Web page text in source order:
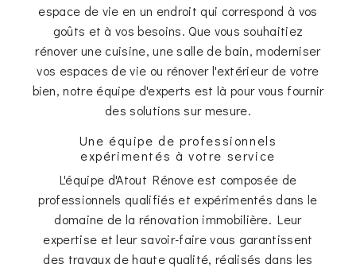
espace de vie en un endroit qui correspond à vos
goûts et à vos besoins. Que vous souhaitiez
rénover une cuisine, une salle de bain, moderniser
vos espaces de vie ou rénover l'extérieur de votre
bien, notre équipe d'experts est là pour vous fournir
des solutions sur mesure.
Une équipe de professionnels
expérimentés à votre service
L'équipe d'Atout Rénove est composée de
professionnels qualifiés et expérimentés dans le
domaine de la rénovation immobilière. Leur
expertise et leur savoir-faire vous garantissent
des travaux de haute qualité, réalisés dans les